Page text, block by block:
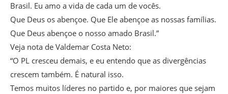
Brasil. Eu amo a vida de cada um de vocês.
Que Deus os abençoe. Que Ele abençoe as nossas famílias.
Que Deus abençoe o nosso amado Brasil.”
Veja nota de Valdemar Costa Neto:
“O PL cresceu demais, e eu entendo que as divergências
crescem também. É natural isso.
Temos muitos líderes no partido e, por maiores que sejam